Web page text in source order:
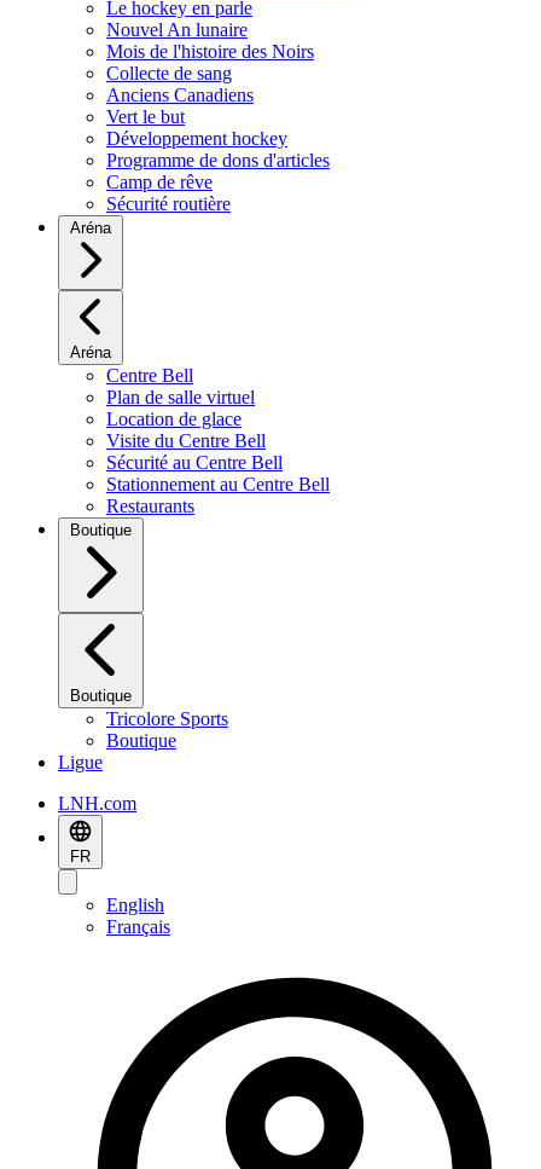
Le hockey en parle
Nouvel An lunaire
Mois de l'histoire des Noirs
Collecte de sang
Anciens Canadiens
Vert le but
Développement hockey
Programme de dons d'articles
Camp de rêve
Sécurité routière
Aréna
Aréna
Centre Bell
Plan de salle virtuel
Location de glace
Visite du Centre Bell
Sécurité au Centre Bell
Stationnement au Centre Bell
Restaurants
Boutique
Boutique
Tricolore Sports
Boutique
Ligue
LNH.com
FR
English
Français